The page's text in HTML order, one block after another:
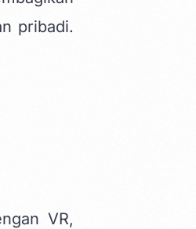
pribadi.
VR,